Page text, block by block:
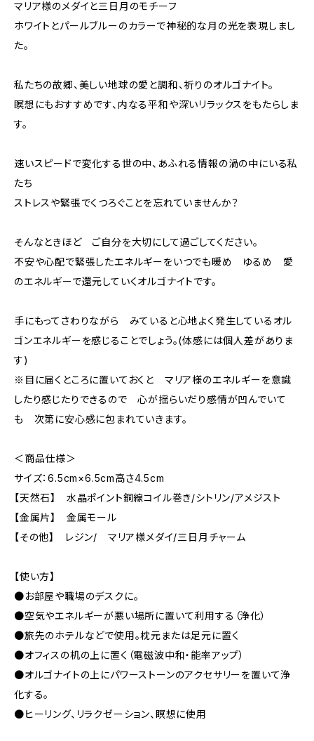
マリア様のメダイと三日月のモチーフ
ホワイトとパールブルーのカラーで神秘的な月の光を表現しまし
た。
私たちの故郷、美しい地球の愛と調和、祈りのオルゴナイト。
瞑想にもおすすめです、内なる平和や深いリラックスをもたらしま
す。
速いスピードで変化する世の中、あふれる情報の渦の中にいる私
たち
ストレスや緊張でくつろぐことを忘れていませんか？
そんなときほど ご自分を大切にして過ごしてください。
不安や心配で緊張したエネルギーをいつでも暖め ゆるめ 愛
のエネルギーで還元していくオルゴナイトです。
手にもってさわりながら みていると心地よく発生しているオル
ゴンエネルギーを感じることでしょう。(体感には個人差がありま
す)
※目に届くところに置いておくと マリア様のエネルギーを意識
したり感じたりできるので 心が揺らいだり感情が凹んでいて
も 次第に安心感に包まれていきます。
＜商品仕様＞
サイズ：6.5cm×6.5cm高さ4.5cm
【天然石】 水晶ポイント銅線コイル巻き/シトリン/アメジスト
【金属片】 金属モール
【その他】 レジン/ マリア様メダイ/三日月チャーム
【使い方】
●お部屋や職場のデスクに。
●空気やエネルギーが悪い場所に置いて利用する（浄化）
●旅先のホテルなどで使用。枕元または足元に置く
●オフィスの机の上に置く（電磁波中和・能率アップ）
●オルゴナイトの上にパワーストーンのアクセサリーを置いて浄
化する。
●ヒーリング、リラクゼーション、瞑想に使用